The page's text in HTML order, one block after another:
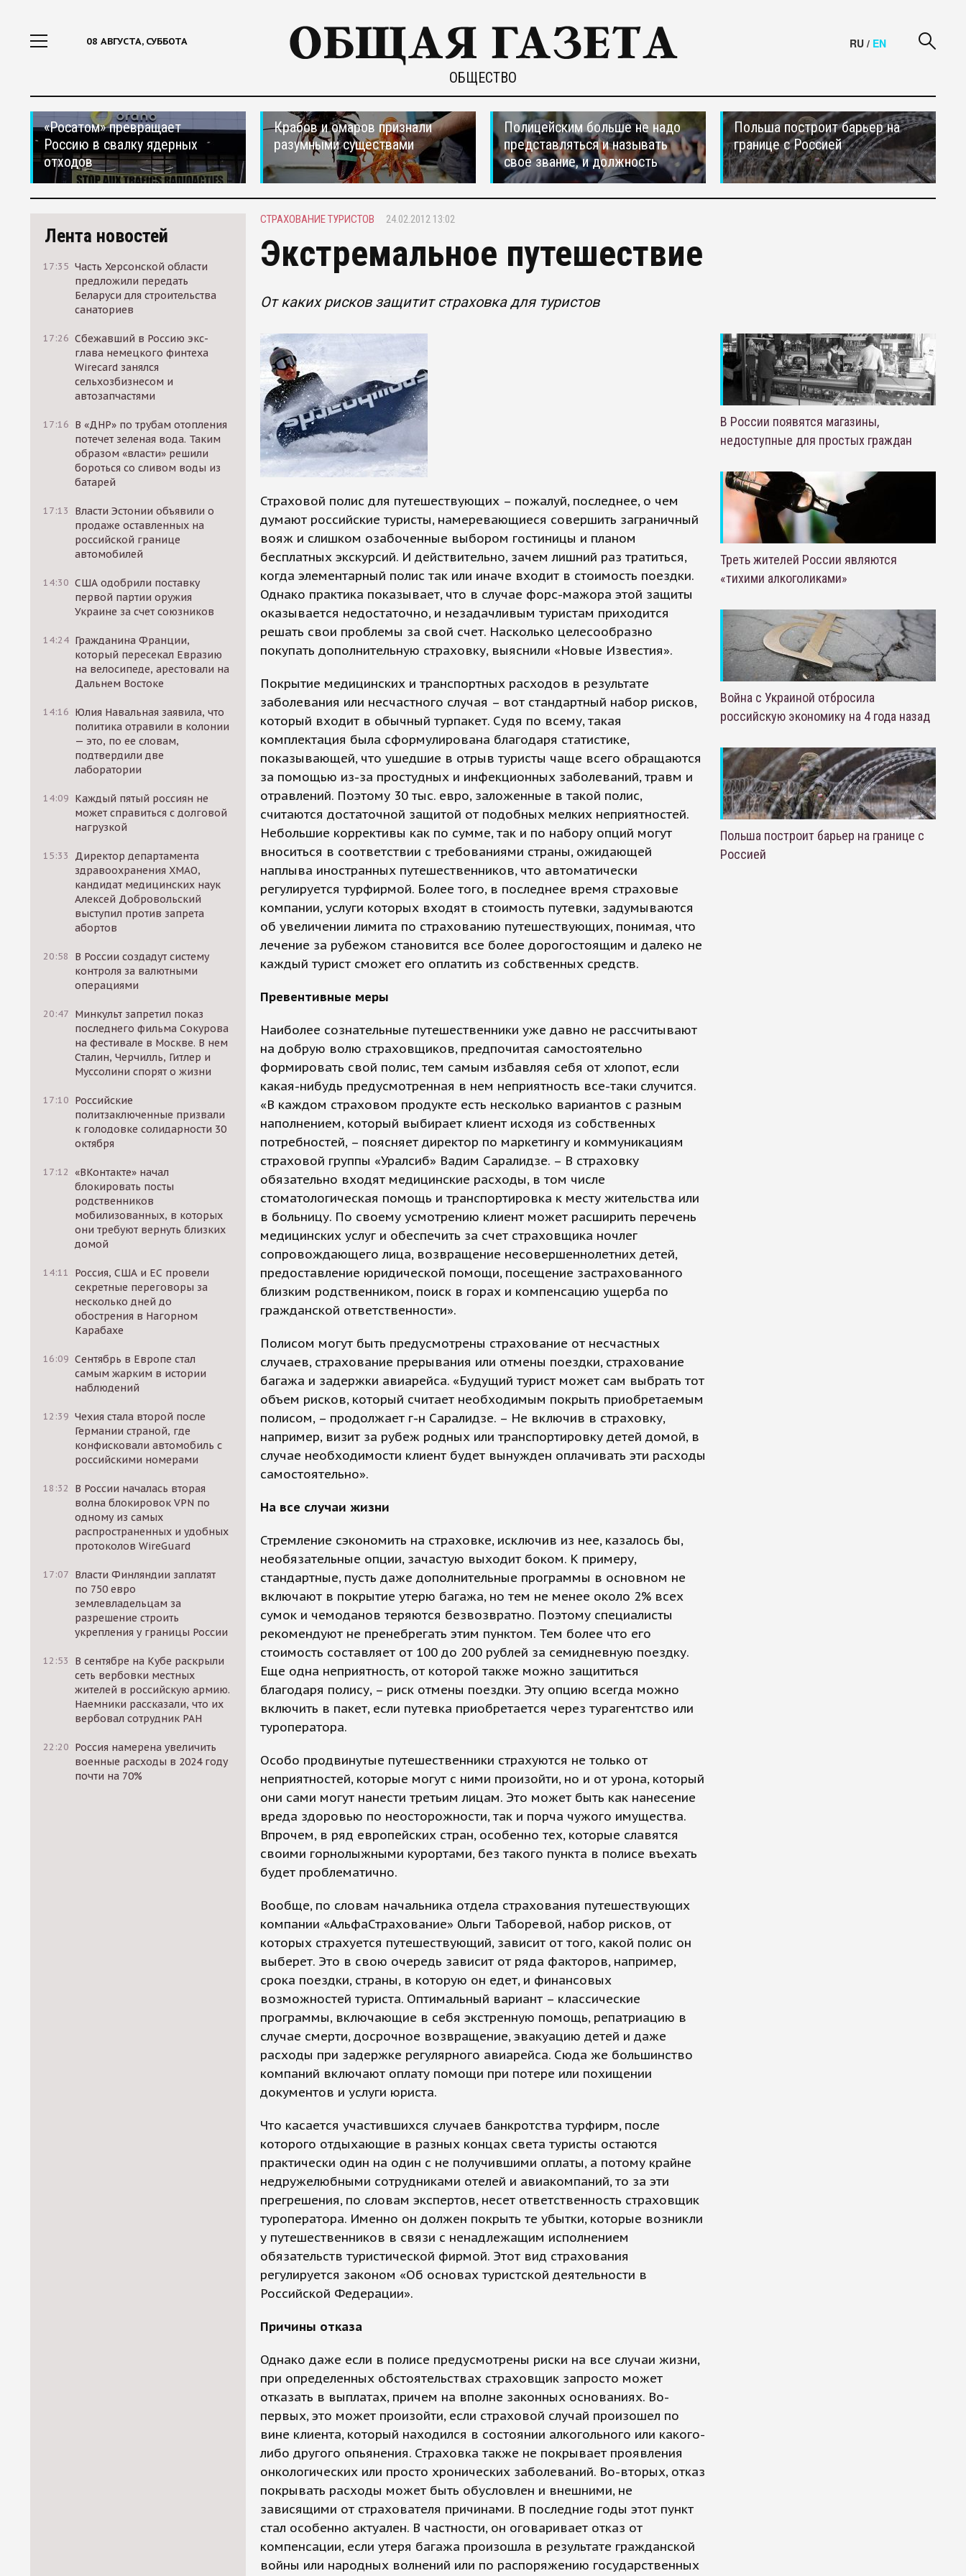
08 АВГУСТА, СУББОТА
ОБЩЕСТВО
RU / EN
«Росатом» превращает
Россию в свалку ядерных
отходов
Крабов и омаров признали
разумными существами
Полицейским больше не надо
представляться и называть
свое звание, и должность
Польша построит барьер на
границе с Россией
Лента новостей
17:35 Часть Херсонской области
предложили передать
Беларуси для строительства
санаториев
17:26 Сбежавший в Россию экс-
глава немецкого финтеха
Wirecard занялся
сельхозбизнесом и
автозапчастями
17:16 В «ДНР» по трубам отопления
потечет зеленая вода. Таким
образом «власти» решили
бороться со сливом воды из
батарей
17:13
Власти Эстонии объявили о
продаже оставленных на
российской границе
автомобилей
14:30 США одобрили поставку
первой партии оружия
Украине за счет союзников
14:24 Гражданина Франции,
который пересекал Евразию
на велосипеде, арестовали на
Дальнем Востоке
14:16 Юлия Навальная заявила, что
политика отравили в колонии
— это, по ее словам,
подтвердили две
лаборатории
14:09 Каждый пятый россиян не
может справиться с долговой
нагрузкой
15:33
Директор департамента
здравоохранения ХМАО,
кандидат медицинских наук
Алексей Добровольский
выступил против запрета
абортов
20:58
В России создадут систему
контроля за валютными
операциями
20:47 Минкульт запретил показ
последнего фильма Сокурова
на фестивале в Москве. В нем
Сталин, Черчилль, Гитлер и
Муссолини спорят о жизни
17:10 Российские
политзаключенные призвали
к голодовке солидарности 30
октября
17:12 «ВКонтакте» начал
блокировать посты
родственников
мобилизованных, в которых
они требуют вернуть близких
домой
14:11
Россия, США и ЕС провели
секретные переговоры за
несколько дней до
обострения в Нагорном
Карабахе
16:09 Сентябрь в Европе стал
самым жарким в истории
наблюдений
12:39 Чехия стала второй после
Германии страной, где
конфисковали автомобиль с
российскими номерами
18:32
В России началась вторая
волна блокировок VPN по
одному из самых
распространенных и удобных
протоколов WireGuard
17:07 Власти Финляндии заплатят
по 750 евро
землевладельцам за
разрешение строить
укрепления у границы России
12:53
В сентябре на Кубе раскрыли
сеть вербовки местных
жителей в российскую армию.
Наемники рассказали, что их
вербовал сотрудник РАН
22:20 Россия намерена увеличить
военные расходы в 2024 году
почти на 70%
СТРАХОВАНИЕ ТУРИСТОВ 24.02.2012 13:02
Экстремальное путешествие
От каких рисков защитит страховка для туристов
Страховой полис для путешествующих – пожалуй, последнее, о чем
думают российские туристы, намеревающиеся совершить заграничный
вояж и слишком озабоченные выбором гостиницы и планом
бесплатных экскурсий. И действительно, зачем лишний раз тратиться,
когда элементарный полис так или иначе входит в стоимость поездки.
Однако практика показывает, что в случае форс-мажора этой защиты
оказывается недостаточно, и незадачливым туристам приходится
решать свои проблемы за свой счет. Насколько целесообразно
покупать дополнительную страховку, выяснили «Новые Известия».
Покрытие медицинских и транспортных расходов в результате
заболевания или несчастного случая – вот стандартный набор рисков,
который входит в обычный турпакет. Судя по всему, такая
комплектация была сформулирована благодаря статистике,
показывающей, что ушедшие в отрыв туристы чаще всего обращаются
за помощью из-за простудных и инфекционных заболеваний, травм и
отравлений. Поэтому 30 тыс. евро, заложенные в такой полис,
считаются достаточной защитой от подобных мелких неприятностей.
Небольшие коррективы как по сумме, так и по набору опций могут
вноситься в соответствии с требованиями страны, ожидающей
наплыва иностранных путешественников, что автоматически
регулируется турфирмой. Более того, в последнее время страховые
компании, услуги которых входят в стоимость путевки, задумываются
об увеличении лимита по страхованию путешествующих, понимая, что
лечение за рубежом становится все более дорогостоящим и далеко не
каждый турист сможет его оплатить из собственных средств.
Превентивные меры
Наиболее сознательные путешественники уже давно не рассчитывают
на добрую волю страховщиков, предпочитая самостоятельно
формировать свой полис, тем самым избавляя себя от хлопот, если
какая-нибудь предусмотренная в нем неприятность все-таки случится.
«В каждом страховом продукте есть несколько вариантов с разным
наполнением, который выбирает клиент исходя из собственных
потребностей, – поясняет директор по маркетингу и коммуникациям
страховой группы «Уралсиб» Вадим Саралидзе. – В страховку
обязательно входят медицинские расходы, в том числе
стоматологическая помощь и транспортировка к месту жительства или
в больницу. По своему усмотрению клиент может расширить перечень
медицинских услуг и обеспечить за счет страховщика ночлег
сопровождающего лица, возвращение несовершеннолетних детей,
предоставление юридической помощи, посещение застрахованного
близким родственником, поиск в горах и компенсацию ущерба по
гражданской ответственности».
Полисом могут быть предусмотрены страхование от несчастных
случаев, страхование прерывания или отмены поездки, страхование
багажа и задержки авиарейса. «Будущий турист может сам выбрать тот
объем рисков, который считает необходимым покрыть приобретаемым
полисом, – продолжает г-н Саралидзе. – Не включив в страховку,
например, визит за рубеж родных или транспортировку детей домой, в
случае необходимости клиент будет вынужден оплачивать эти расходы
самостоятельно».
На все случаи жизни
Стремление сэкономить на страховке, исключив из нее, казалось бы,
необязательные опции, зачастую выходит боком. К примеру,
стандартные, пусть даже дополнительные программы в основном не
включают в покрытие утерю багажа, но тем не менее около 2% всех
сумок и чемоданов теряются безвозвратно. Поэтому специалисты
рекомендуют не пренебрегать этим пунктом. Тем более что его
стоимость составляет от 100 до 200 рублей за семидневную поездку.
Еще одна неприятность, от которой также можно защититься
благодаря полису, – риск отмены поездки. Эту опцию всегда можно
включить в пакет, если путевка приобретается через турагентство или
туроператора.
Особо продвинутые путешественники страхуются не только от
неприятностей, которые могут с ними произойти, но и от урона, который
они сами могут нанести третьим лицам. Это может быть как нанесение
вреда здоровью по неосторожности, так и порча чужого имущества.
Впрочем, в ряд европейских стран, особенно тех, которые славятся
своими горнолыжными курортами, без такого пункта в полисе въехать
будет проблематично.
Вообще, по словам начальника отдела страхования путешествующих
компании «АльфаСтрахование» Ольги Таборевой, набор рисков, от
которых страхуется путешествующий, зависит от того, какой полис он
выберет. Это в свою очередь зависит от ряда факторов, например,
срока поездки, страны, в которую он едет, и финансовых
возможностей туриста. Оптимальный вариант – классические
программы, включающие в себя экстренную помощь, репатриацию в
случае смерти, досрочное возвращение, эвакуацию детей и даже
расходы при задержке регулярного авиарейса. Сюда же большинство
компаний включают оплату помощи при потере или похищении
документов и услуги юриста.
Что касается участившихся случаев банкротства турфирм, после
которого отдыхающие в разных концах света туристы остаются
практически один на один с не получившими оплаты, а потому крайне
недружелюбными сотрудниками отелей и авиакомпаний, то за эти
прегрешения, по словам экспертов, несет ответственность страховщик
туроператора. Именно он должен покрыть те убытки, которые возникли
у путешественников в связи с ненадлежащим исполнением
обязательств туристической фирмой. Этот вид страхования
регулируется законом «Об основах туристской деятельности в
Российской Федерации».
Причины отказа
Однако даже если в полисе предусмотрены риски на все случаи жизни,
при определенных обстоятельствах страховщик запросто может
отказать в выплатах, причем на вполне законных основаниях. Во-
первых, это может произойти, если страховой случай произошел по
вине клиента, который находился в состоянии алкогольного или какого-
либо другого опьянения. Страховка также не покрывает проявления
онкологических или просто хронических заболеваний. Во-вторых, отказ
покрывать расходы может быть обусловлен и внешними, не
зависящими от страхователя причинами. В последние годы этот пункт
стал особенно актуален. В частности, он оговаривает отказ от
компенсации, если утеря багажа произошла в результате гражданской
войны или народных волнений или по распоряжению государственных
В России появятся магазины,
недоступные для простых граждан
Треть жителей России являются
«тихими алкоголиками»
Война с Украиной отбросила
российскую экономику на 4 года назад
Польша построит барьер на границе с
Россией